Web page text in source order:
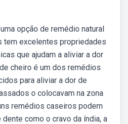
opção de remédio natural
tem excelentes propriedades
que ajudam a aliviar a dor
cheiro é um dos remédios
para aliviar a dor de
o colocavam na zona
remédios caseiros podem
dente como o cravo da índia, a